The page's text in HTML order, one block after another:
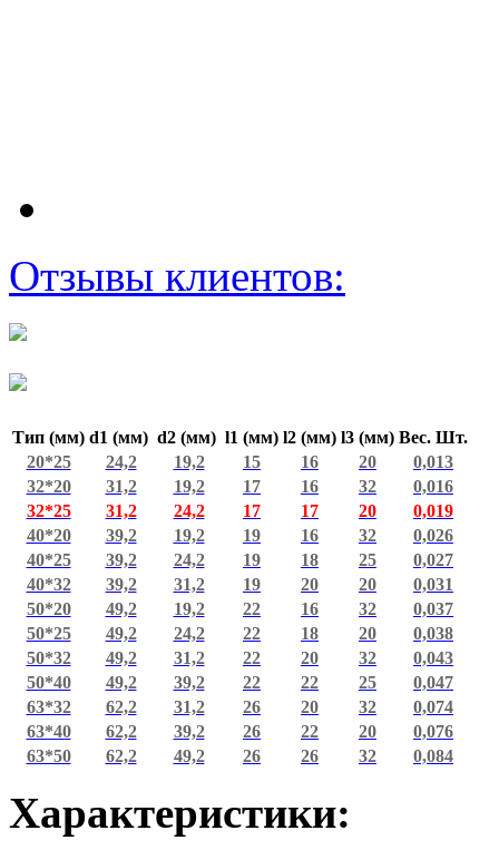
Отзывы клиентов:
Тип (мм) d1 (мм) d2 (мм) l1 (мм) l2 (мм) l3 (мм) Вес. Шт.
20*25
24,2 19,2 15 16 20
0,013
32*20
31,2 19,2 17 16 32
0,016
32*25
31,2 24,2 17 17 20
0,019
40*20
39,2 19,2 19 16 32
0,026
40*25
39,2 24,2 19 18 25
0,027
40*32
39,2 31,2 19 20 20
0,031
50*20
49,2 19,2 22 16 32
0,037
50*25
49,2 24,2 22 18 20
0,038
50*32
49,2 31,2 22 20 32
0,043
50*40
49,2 39,2 22 22 25
0,047
63*32
62,2 31,2 26 20 32
0,074
63*40
62,2 39,2 26 22 20
0,076
63*50
62,2 49,2 26 26 32 0,084
Характеристики: